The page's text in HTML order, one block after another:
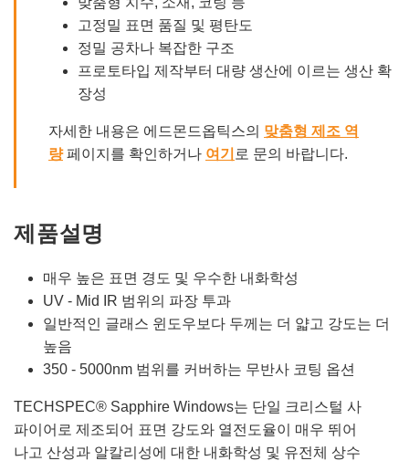
고정밀 표면 품질 및 평탄도
정밀 공차나 복잡한 구조
프로토타입 제작부터 대량 생산에 이르는 생산 확
장성
자세한 내용은 에드몬드옵틱스의 맞춤형 제조 역
량페이지를 확인하거나 여기 로 문의 바랍니다.
제품설명
매우 높은 표면 경도 및 우수한 내화학성
UV - Mid IR 범위의 파장 투과
일반적인 글래스 윈도우보다 두께는 더 얇고 강도는 더
높음
350 - 5000nm 범위를 커버하는 무반사 코팅 옵션
TECHSPEC® Sapphire Windows는 단일 크리스털 사
파이어로 제조되어 표면 강도와 열전도율이 매우 뛰어
나고 산성과 알칼리성에 대한 내화학성 및 유전체 상수